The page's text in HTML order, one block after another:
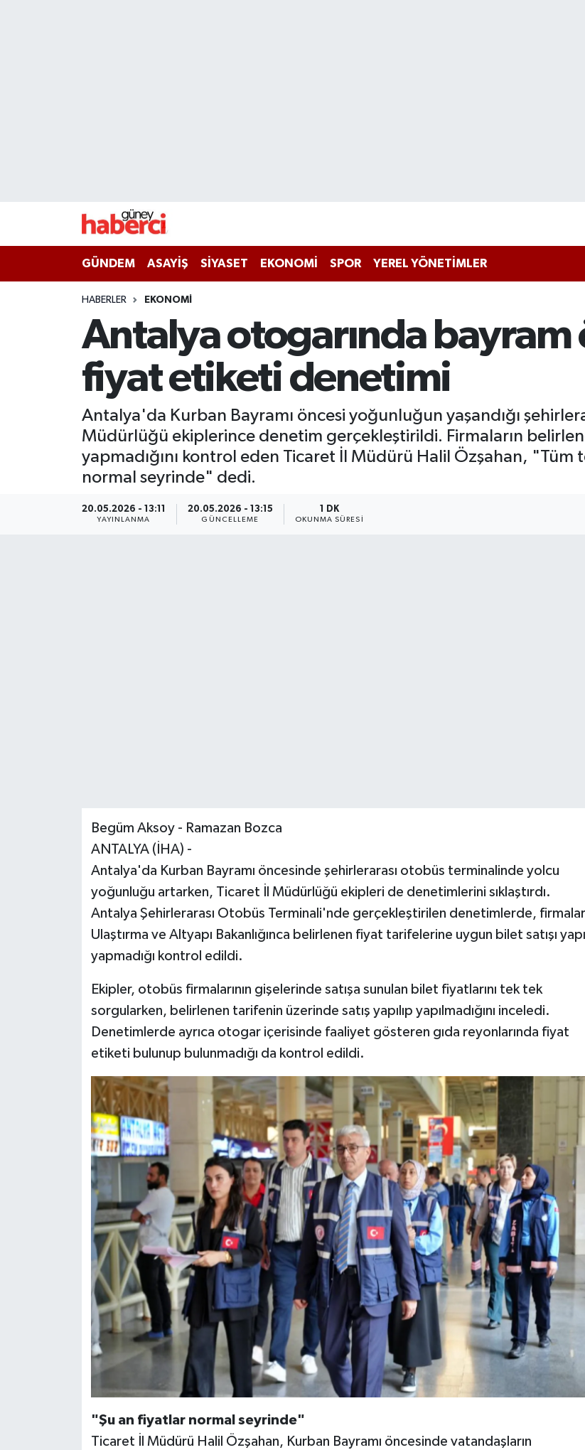
GÜNDEM ASAYİŞ SİYASET EKONOMİ SPOR YEREL YÖNETİMLER
HABERLER EKONOMİ
Antalya otogarında bayram
fiyat etiketi denetimi
Antalya'da Kurban Bayramı öncesi yoğunluğun yaşandığı
Müdürlüğü ekiplerince denetim gerçekleştirildi. Firmaların
yapmadığını kontrol eden Ticaret İl Müdürü Halil Özşahan, "Tüm
normal seyrinde" dedi.
20.05.2026 - 13:11
YAYINLANMA
20.05.2026 - 13:15
GÜNCELLEME
1 DK
OKUNMA SÜRESI
Begüm Aksoy - Ramazan Bozca
ANTALYA (İHA) -
Antalya'da Kurban Bayramı öncesinde şehirlerarası otobüs terminalinde yolcu
yoğunluğu artarken, Ticaret İl Müdürlüğü ekipleri de denetimlerini sıklaştırdı.
Antalya Şehirlerarası Otobüs Terminali'nde gerçekleştirilen denetimlerde,
Ulaştırma ve Altyapı Bakanlığınca belirlenen fiyat tarifelerine uygun bilet satışı
yapmadığı kontrol edildi.
Ekipler, otobüs firmalarının gişelerinde satışa sunulan bilet fiyatlarını tek tek
sorgularken, belirlenen tarifenin üzerinde satış yapılıp yapılmadığını inceledi.
Denetimlerde ayrıca otogar içerisinde faaliyet gösteren gıda reyonlarında fiyat
etiketi bulunup bulunmadığı da kontrol edildi.
"Şu an fiyatlar normal seyrinde"
Ticaret İl Müdürü Halil Özşahan, Kurban Bayramı öncesinde vatandaşların
Haber Arşivi